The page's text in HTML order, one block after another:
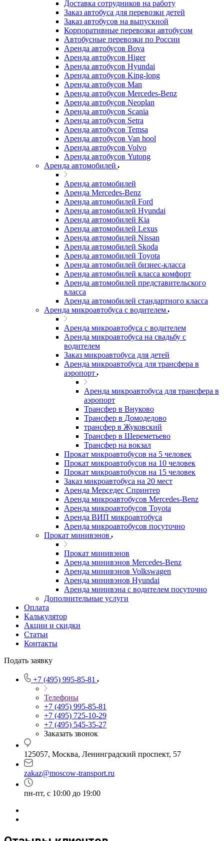
Доставка сотрудников на работу
Заказ автобуса для перевозки детей
Заказ автобусов на выпускной
Корпоративные перевозки автобусом
Автобусные перевозки по России
Аренда автобусов Bova
Аренда автобусов Higer
Аренда автобусов Hyundai
Аренда автобусов King-long
Аренда автобусов Man
Аренда автобусов Mercedes-Benz
Аренда автобусов Neoplan
Аренда автобусов Scania
Аренда автобусов Setra
Аренда автобусов Temsa
Аренда автобусов Van hool
Аренда автобусов Volvo
Аренда автобусов Yutong
Аренда автомобилей
Аренда автомобилей
Аренда Mercedes-Benz
Аренда автомобилей Ford
Аренда автомобилей Hyundai
Аренда автомобилей Kia
Аренда автомобилей Lexus
Аренда автомобилей Nissan
Аренда автомобилей Skoda
Аренда автомобилей Toyota
Аренда автомобилей бизнес-класса
Аренда автомобилей класса комфорт
Аренда автомобилей представительского
класса
Аренда автомобилей стандартного класса
Аренда микроавтобуса с водителем
Аренда микроавтобуса с водителем
Аренда микроавтобуса на свадьбу с
водителем
Заказ микроавтобуса для детей
Аренда микроавтобуса для трансфера в
аэропорт
Аренда микроавтобуса для трансфера в
аэропорт
Трансфер в Внуково
Трансфер в Домодедово
трансфер в Жуковский
Трансфер в Шереметьево
Трансфер на вокзал
Прокат микроавтобусов на 5 человек
Прокат микроавтобусов на 10 человек
Прокат микроавтобусов на 15 человек
Заказ микроавтобуса на 20 мест
Аренда Мерседес Спринтер
Аренда микроавтобусов Mercedes-Benz
Аренда микроавтобусов Toyota
Аренда ВИП микроавтобуса
Аренда микроавтобусов посуточно
Прокат минивэнов
Прокат минивэнов
Аренда минивэнов Mercedes-Benz
Аренда минивэнов Volkswagen
Аренда минивэнов Hyundai
Аренда минивэна с водителем посуточно
Дополнительные услуги
Оплата
Калькулятор
Акции и скидки
Статьи
Контакты
Подать заявку
+7 (495) 995-85-81
Телефоны
+7 (495) 995-85-81
+7 (495) 725-10-29
+7 (495) 545-35-27
Заказать звонок
125057, Москва, Ленинградский проспект, 57
zakaz@moscow-transport.ru
пн-пт, с 10:00 до 19:00